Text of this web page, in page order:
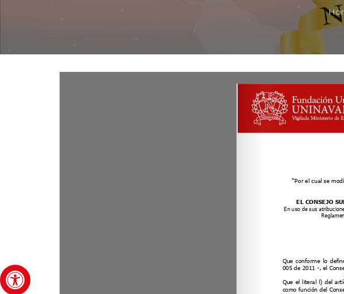
Abrir barra de herramientas